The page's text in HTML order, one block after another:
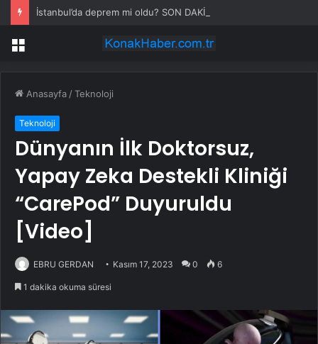
Menü
Anasayfa /Teknoloji
Teknoloji
Dünyanın İlk Doktorsuz,
Yapay Zeka Destekli Kliniği
“CarePod” Duyuruldu
[Video]
EBRU GERDAN Kasım 17, 2023 0 6
1 dakika okuma süresi